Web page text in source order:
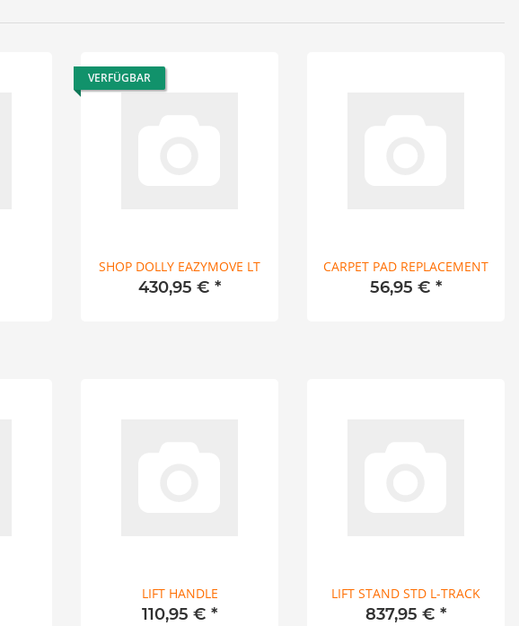
VERFÜGBAR
SHOP DOLLY EAZYMOVE LT
430,95 € *
CARPET PAD REPLACEMENT
56,95 € *
LIFT HANDLE
110,95 € *
LIFT STAND STD L-TRACK
837,95 € *